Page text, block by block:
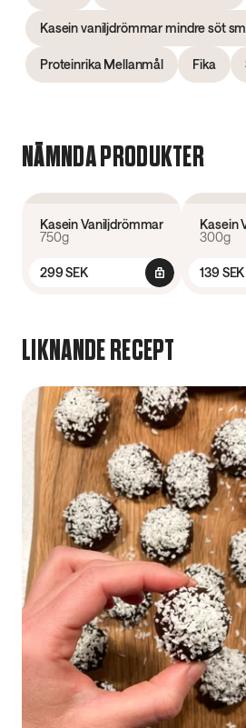
Kasein vaniljdrömmar mindre söt
Proteinrika Mellanmål Fika
NÄMNDA PRODUKTER
Kasein Vaniljdrömmar
750g
299 SEK
Kasein
300g
139 SEK
LIKNANDE RECEPT